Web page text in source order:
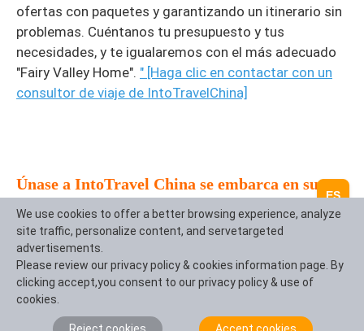
ofertas con paquetes y garantizando un itinerario sin
problemas. Cuéntanos tu presupuesto y tus
necesidades, y te igualaremos con el más adecuado
"Fairy Valley Home". " [Haga clic en contactar con un
consultor de viaje de IntoTravelChina]
Únase a IntoTravel China se embarca en su
exclusiva aventura de cuento de hadas
IntoTravelChinase centra en crear experiencias de
viaje en profundidad, personalizadas y sin
preocupaciones en China. Nuestros expertos en viajes
pueden ayudarle:
- Itinerario hecho por Tailor: Diseñar la ruta perfecta
ES
We use cookies to offer a better browsing experience, analyze
site traffic, personalize content, and servetargeted
advertisements.
Please review our privacy policy & cookies information page. By
clicking accept,you consent to our privacy policy & use of
cookies.